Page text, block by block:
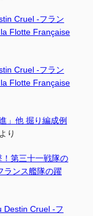
Cruel -フラン
Flotte Française
Cruel -フラン
Flotte Française
」他 掘り編成例
より
！第三十一戦隊の
ランス艦隊の躍
Destin Cruel -フ